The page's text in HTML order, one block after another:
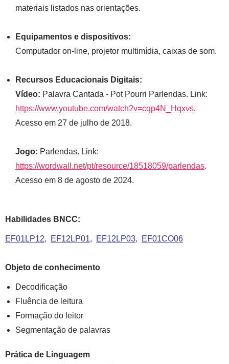
materiais listados nas orientações.
Equipamentos e dispositivos:
Computador on-line, projetor multimídia, caixas de som.
Recursos Educacionais Digitais:
Vídeo: Palavra Cantada - Pot Pourri Parlendas. Link:
https://www.youtube.com/watch?v=cqp4N_Hqxvs.
Acesso em 27 de julho de 2018.
Jogo: Parlendas. Link:
https://wordwall.net/pt/resource/18518059/parlendas.
Acesso em 8 de agosto de 2024.
Habilidades BNCC:
EF01LP12 EF12LP01 EF12LP03 EF01CO06
Objeto de conhecimento
Decodificação
Fluência de leitura
Formação do leitor
Segmentação de palavras
Prática de Linguagem